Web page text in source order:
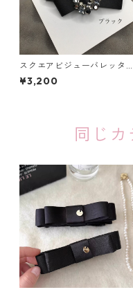
スクエアビジューバレッタ
（５色）：13
¥3,200
同じカ